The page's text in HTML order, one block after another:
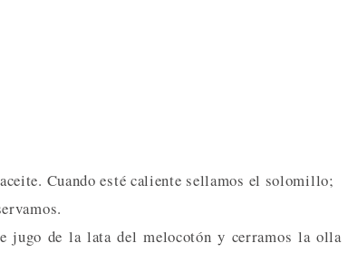
Cuando esté caliente sellamos el solomillo;
jugo de la lata del melocotón y cerramos la olla